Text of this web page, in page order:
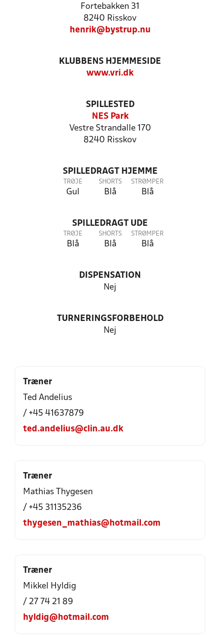
Fortebakken 31
8240 Risskov
henrik@bystrup.nu
KLUBBENS HJEMMESIDE
www.vri.dk
SPILLESTED
NES Park
Vestre Strandalle 170
8240 Risskov
SPILLEDRAGT HJEMME
TRØJE
Gul
SHORTS
Blå
STRØMPER
Blå
SPILLEDRAGT UDE
TRØJE
Blå
SHORTS
Blå
STRØMPER
Blå
DISPENSATION
Nej
TURNERINGSFORBEHOLD
Nej
Træner
Ted Andelius
/ +45 41637879
ted.andelius@clin.au.dk
Træner
Mathias Thygesen
/ +45 31135236
thygesen_mathias@hotmail.com
Træner
Mikkel Hyldig
/ 27 74 21 89
hyldig@hotmail.com